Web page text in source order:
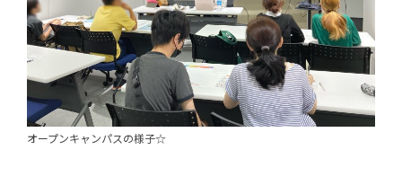
オープンキャンパスの様子☆